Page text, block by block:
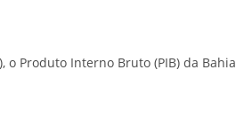
o Produto Interno Bruto (PIB) da Bahia